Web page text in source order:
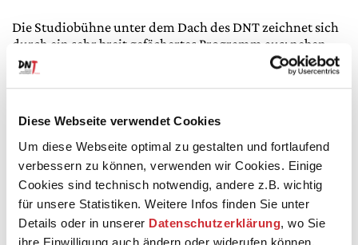
Diese Webseite verwendet Cookies
Um diese Webseite optimal zu gestalten und fortlaufend
verbessern zu können, verwenden wir Cookies. Einige
Cookies sind technisch notwendig, andere z.B. wichtig
für unsere Statistiken. Weitere Infos finden Sie unter
Details oder in unserer Datenschutzerklärung, wo Sie
ihre Einwilligung auch ändern oder widerufen können.
Die Studiobühne unter dem Dach des DNT zeichnet sich
durch ein sehr breit gefächertes Programm aus: neben
Aufführungen zeitgenössischer Autoren, Kinder- und
Jugendstücken, -opern und -konzerten sind hier auch
Technische Daten
Ausführliche technische Daten finden Sie in unserem
technical rider.